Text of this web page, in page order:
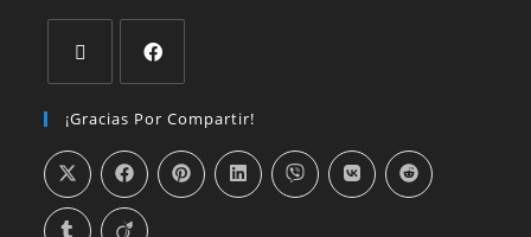
¡Gracias Por Compartir!